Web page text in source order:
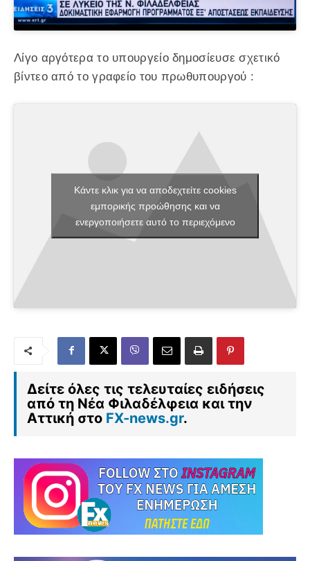
Λίγο αργότερα το υπουργείο δημοσίευσε σχετικό
βίντεο από το γραφείο του πρωθυπουργού :
Κάντε κλικ για να αποδεχτείτε cookies
εμπορικής προώθησης και να
ενεργοποιήσετε αυτό το περιεχόμενο
Δείτε όλες τις τελευταίες ειδήσεις
από τη Νέα Φιλαδέλφεια και την
Αττική στο FX-news.gr.